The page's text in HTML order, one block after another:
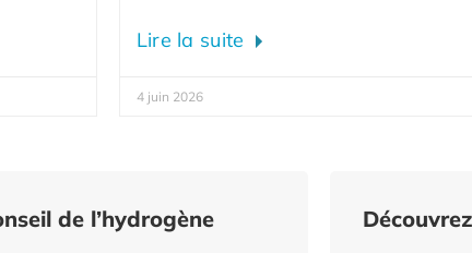
Lire la suite
4 juin 2026
de l’hydrogène